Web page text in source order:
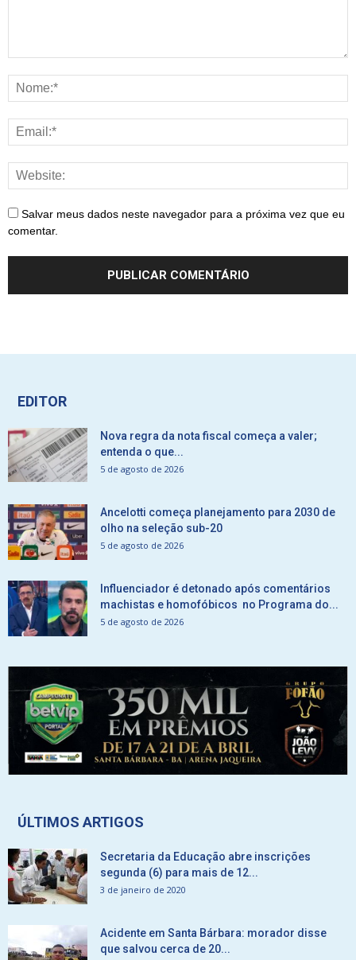
Salvar meus dados neste navegador para a próxima vez que eu
comentar.
EDITOR
Nova regra da nota fiscal começa a valer;
entenda o que...
5 de agosto de 2026
Ancelotti começa planejamento para 2030 de
olho na seleção sub-20
5 de agosto de 2026
Influenciador é detonado após comentários
machistas e homofóbicos no Programa do...
5 de agosto de 2026
ÚLTIMOS ARTIGOS
Secretaria da Educação abre inscrições
segunda (6) para mais de 12...
3 de janeiro de 2020
Acidente em Santa Bárbara: morador disse
que salvou cerca de 20...